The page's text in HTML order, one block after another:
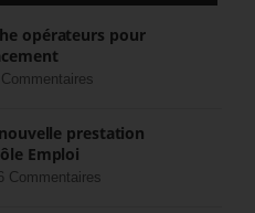
opérateurs pour
prestation
Emploi
Commentaires